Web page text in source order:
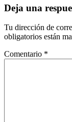
Deja una
Tu dirección de
obligatorios están
Comentario *